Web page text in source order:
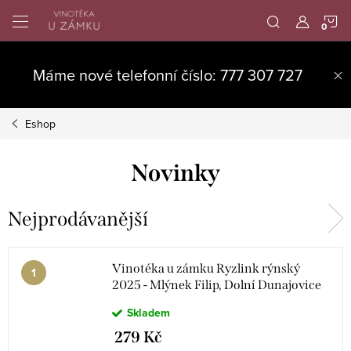
obsah
Máme nové telefonní číslo: 777 307 727
Eshop
Novinky
Nejprodávanější
Vinotéka u zámku Ryzlink rýnský
2025 - Mlýnek Filip, Dolní Dunajovice
Skladem
279 Kč